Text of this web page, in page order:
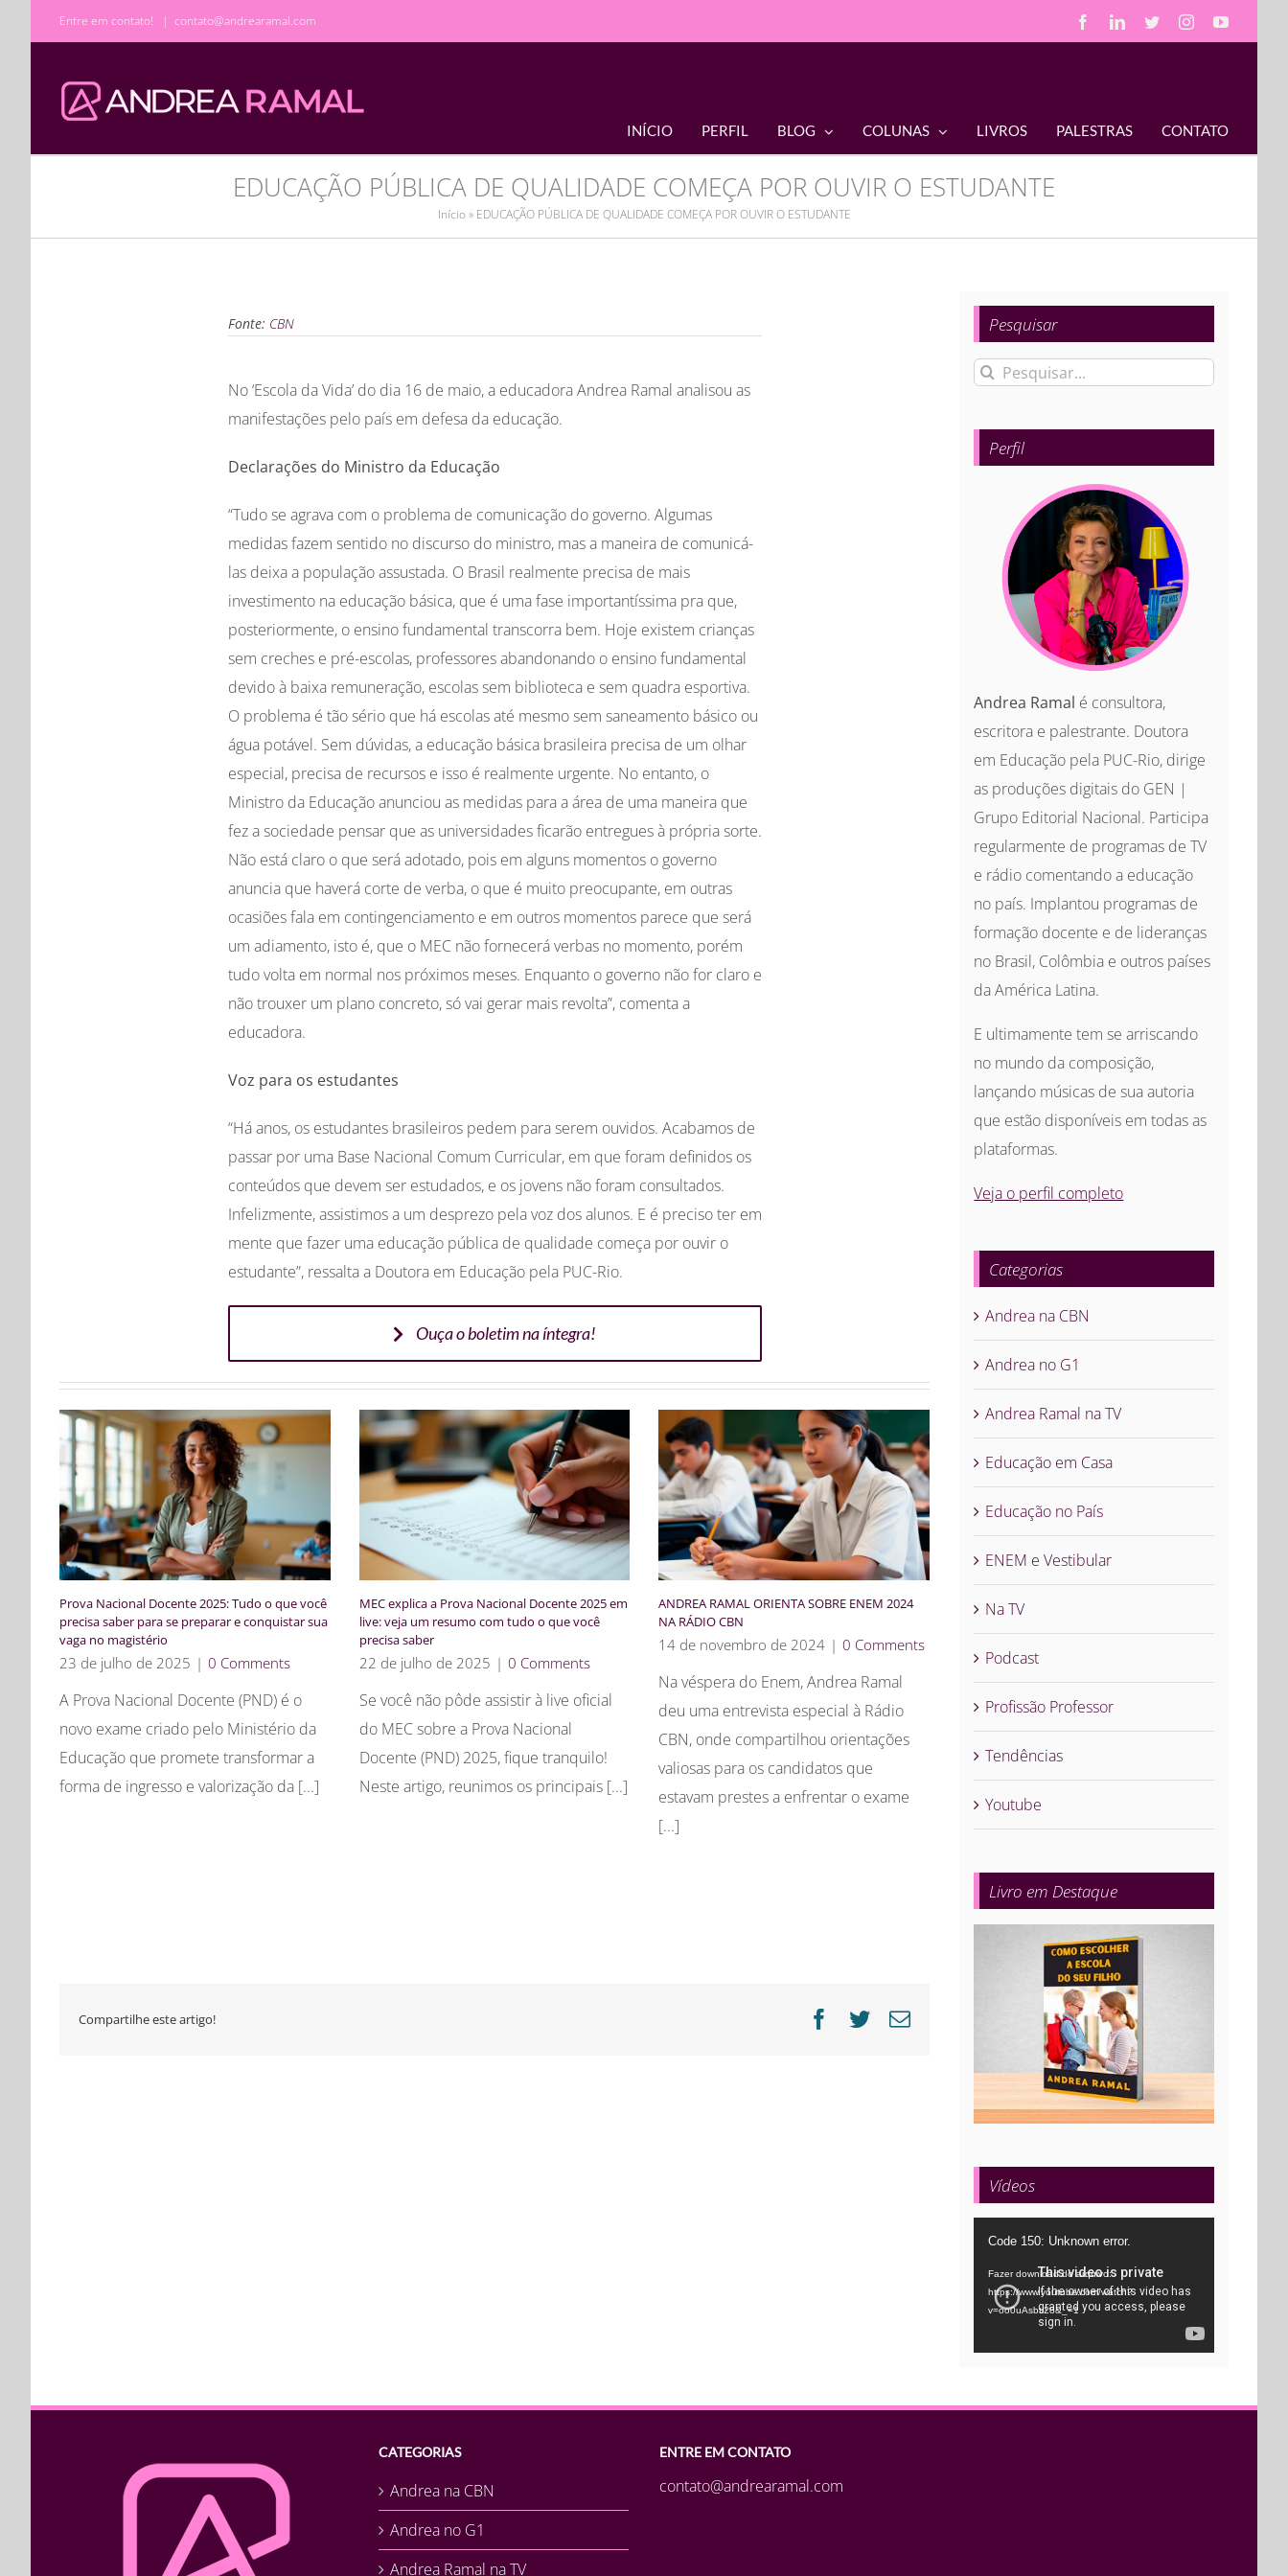
Entre em contato! | contato@andrearamal.com FacebookLinkedIn
TwitterInstagramYouTube
INÍCIO PERFIL BLOG COLUNAS LIVROS PALESTRAS CONTATO
EDUCAÇÃO PÚBLICA DE QUALIDADE COMEÇA POR OUVIR O ESTUDANTE
Início» EDUCAÇÃO PÚBLICA DE QUALIDADE COMEÇA POR OUVIR O ESTUDANTE
Fonte: CBN
No ‘Escola da Vida’ do dia 16 de maio, a educadora Andrea Ramal analisou as
manifestações pelo país em defesa da educação.
Declarações do Ministro da Educação
“Tudo se agrava com o problema de comunicação do governo. Algumas
medidas fazem sentido no discurso do ministro, mas a maneira de comunicá-
las deixa a população assustada. O Brasil realmente precisa de mais
investimento na educação básica, que é uma fase importantíssima pra que,
posteriormente, o ensino fundamental transcorra bem. Hoje existem crianças
sem creches e pré-escolas, professores abandonando o ensino fundamental
devido à baixa remuneração, escolas sem biblioteca e sem quadra esportiva.
O problema é tão sério que há escolas até mesmo sem saneamento básico ou
água potável. Sem dúvidas, a educação básica brasileira precisa de um olhar
especial, precisa de recursos e isso é realmente urgente. No entanto, o
Ministro da Educação anunciou as medidas para a área de uma maneira que
fez a sociedade pensar que as universidades ficarão entregues à própria sorte.
Não está claro o que será adotado, pois em alguns momentos o governo
anuncia que haverá corte de verba, o que é muito preocupante, em outras
ocasiões fala em contingenciamento e em outros momentos parece que será
um adiamento, isto é, que o MEC não fornecerá verbas no momento, porém
tudo volta em normal nos próximos meses. Enquanto o governo não for claro e
não trouxer um plano concreto, só vai gerar mais revolta”, comenta a
educadora.
Voz para os estudantes
“Há anos, os estudantes brasileiros pedem para serem ouvidos. Acabamos de
passar por uma Base Nacional Comum Curricular, em que foram definidos os
conteúdos que devem ser estudados, e os jovens não foram consultados.
Infelizmente, assistimos a um desprezo pela voz dos alunos. E é preciso ter em
mente que fazer uma educação pública de qualidade começa por ouvir o
estudante”, ressalta a Doutora em Educação pela PUC-Rio.
Ouça o boletim na íntegra!
Prova Nacional Docente 2025: Tudo o que você
precisa saber para se preparar e conquistar sua
vaga no magistério
23 de julho de 2025 | 0 Comments
A Prova Nacional Docente (PND) é o
novo exame criado pelo Ministério da
Educação que promete transformar a
forma de ingresso e valorização da [...]
MEC explica a Prova Nacional Docente 2025 em
live: veja um resumo com tudo o que você
precisa saber
22 de julho de 2025 | 0 Comments
Se você não pôde assistir à live oficial
do MEC sobre a Prova Nacional
Docente (PND) 2025, fique tranquilo!
Neste artigo, reunimos os principais [...]
ANDREA RAMAL ORIENTA SOBRE ENEM 2024
NA RÁDIO CBN
14 de novembro de 2024 | 0 Comments
Na véspera do Enem, Andrea Ramal
deu uma entrevista especial à Rádio
CBN, onde compartilhou orientações
valiosas para os candidatos que
estavam prestes a enfrentar o exame
[...]
Compartilhe este artigo! Facebook
Twitter
E-
Pesquisar
Buscar
para:
Perfil
Andrea Ramal é consultora,
escritora e palestrante. Doutora
em Educação pela PUC-Rio, dirige
as produções digitais do GEN |
Grupo Editorial Nacional. Participa
regularmente de programas de TV
e rádio comentando a educação
no país. Implantou programas de
formação docente e de lideranças
no Brasil, Colômbia e outros países
da América Latina.
E ultimamente tem se arriscando
no mundo da composição,
lançando músicas de sua autoria
que estão disponíveis em todas as
plataformas.
Veja o perfil completo
Categorias
Andrea na CBN
Andrea no G1
Andrea Ramal na TV
Educação em Casa
Educação no País
ENEM e Vestibular
Na TV
Podcast
Profissão Professor
Tendências
Youtube
Livro em Destaque
Vídeos
Tocador
vídeo
Code 150: Unknown error.
Fazer download do arquivo:
https://www.youtube.com/watch?
v=oo0uAsbti28&_=1
CATEGORIAS
Andrea na CBN
Andrea no G1
Andrea Ramal na TV
ENTRE EM CONTATO
contato@andrearamal.com